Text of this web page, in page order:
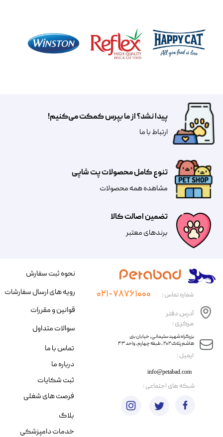
تضمین اصالت کالا
​​برندهای معتبر​​​​​​​
تنوع کامل محصولات پت شاپی
مشاهده همه محصولات
پیدا نشد؟ از ما بپرس کمکت می‌کنیم!
​​​ارتباط با ما
​ایمیل :
آدرس دفتر
مرکزی :
info@petabad.com
​​بزرگراه شهید سلیمانی، خیابان بنی
هاشم پلاک ۲۰۲ ، طبقه چهارم، واحد ۴۳
شماره تماس : ۰۲۱-۷۸۷۶۱۰۰۰
نحوه ثبت سفارش
رویه های ارسال سفارشات
قوانین و مقررات
سوالات متداول
تماس با ما
درباره ما
ثبت شکایات
فرصت های شغلی
​شبکه های اجتماعی :
بلاگ
خدمات دامپزشکی